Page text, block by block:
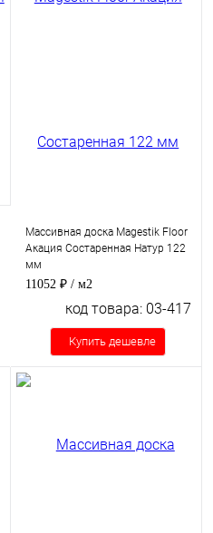
Массивная доска Magestik Floor
Акация Состаренная Натур 122
мм
11052 ₽ / м2
код товара: 03-417
Купить дешевле